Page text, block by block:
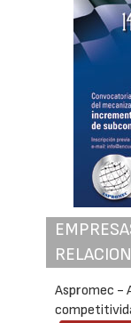
Aspromec -